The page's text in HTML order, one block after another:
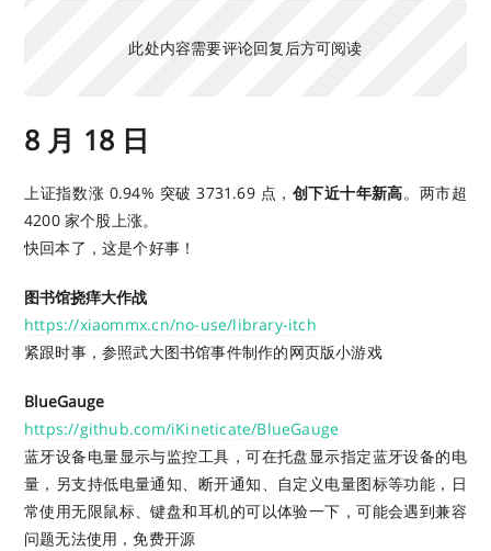
此处内容需要评论回复后方可阅读
8 月 18 日
上证指数涨 0.94% 突破 3731.69 点， 创下近十年新高。两市超
4200 家个股上涨。
快回本了，这是个好事！
图书馆挠痒大作战
https://xiaommx.cn/no-use/library-itch
紧跟时事，参照武大图书馆事件制作的网页版小游戏
BlueGauge
https://github.com/iKineticate/BlueGauge
蓝牙设备电量显示与监控工具，可在托盘显示指定蓝牙设备的电
量，另支持低电量通知、断开通知、自定义电量图标等功能，日
常使用无限鼠标、键盘和耳机的可以体验一下，可能会遇到兼容
问题无法使用，免费开源